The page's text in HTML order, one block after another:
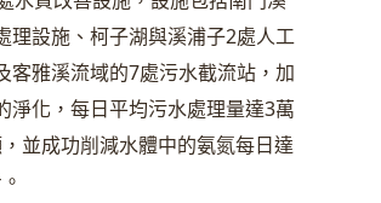
理設施、柯子湖與溪浦子2處人工
客雅溪流域的7處污水截流站，加
淨化，每日平均污水處理量達3萬
並成功削減水體中的氨氮每日達